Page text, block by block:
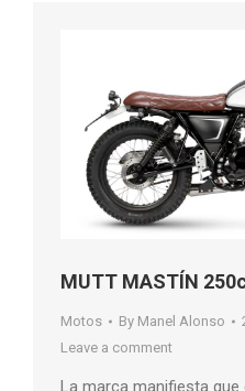
MUTT MASTÍN
Motos By Manel Alonso
Leave a comment
La marca manifiesta